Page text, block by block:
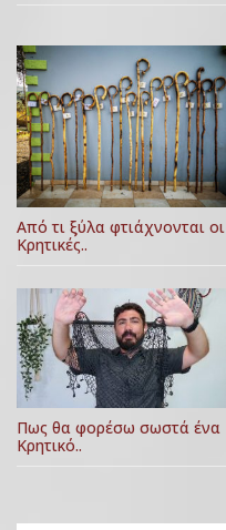
Από τι ξύλα φτιάχνονται οι
Κρητικές..
Πως θα φορέσω σωστά ένα
Κρητικό..